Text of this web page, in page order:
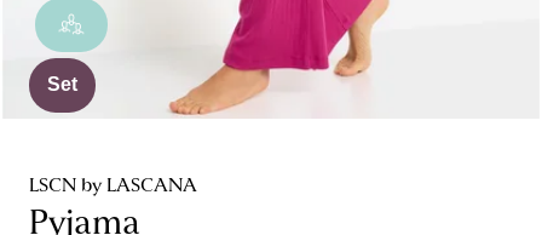
Set
LSCN by LASCANA
Pyjama